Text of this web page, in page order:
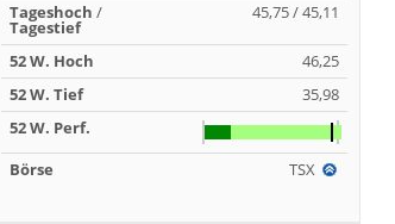
Tageshoch /
Tagestief
45,75 / 45,11
52 W. Hoch
46,25
52 W. Tief
35,98
52 W. Perf.
Börse
TSX